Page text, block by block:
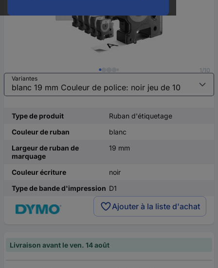
1/10
Variantes
Type de produit
Ruban d'étiquetage
Couleur de ruban
blanc
Largeur de ruban de
marquage
19 mm
Couleur écriture
noir
Type de bande d'impression D1
Ajouter à la liste d'achat
Livraison avant le ven. 14 août